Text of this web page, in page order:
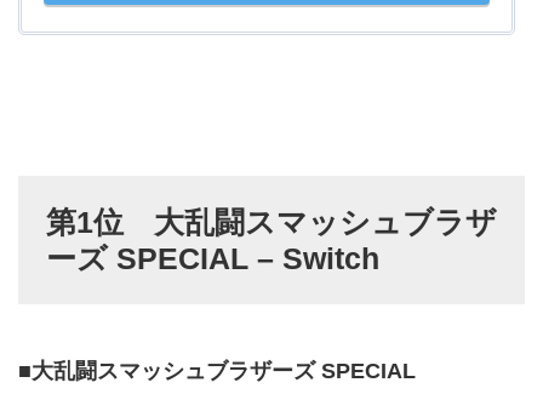
第1位 大乱闘スマッシュブラザ
ーズ SPECIAL – Switch
■大乱闘スマッシュブラザーズ SPECIAL